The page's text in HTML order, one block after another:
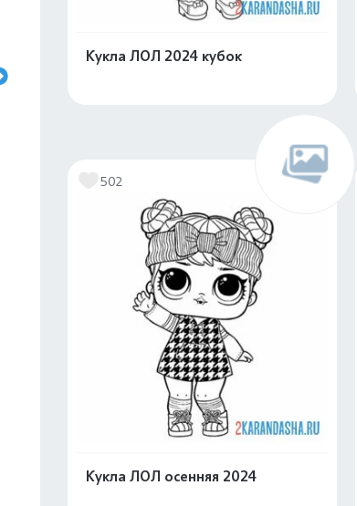
Кукла ЛОЛ 2024 кубок
502
Кукла ЛОЛ осенняя 2024